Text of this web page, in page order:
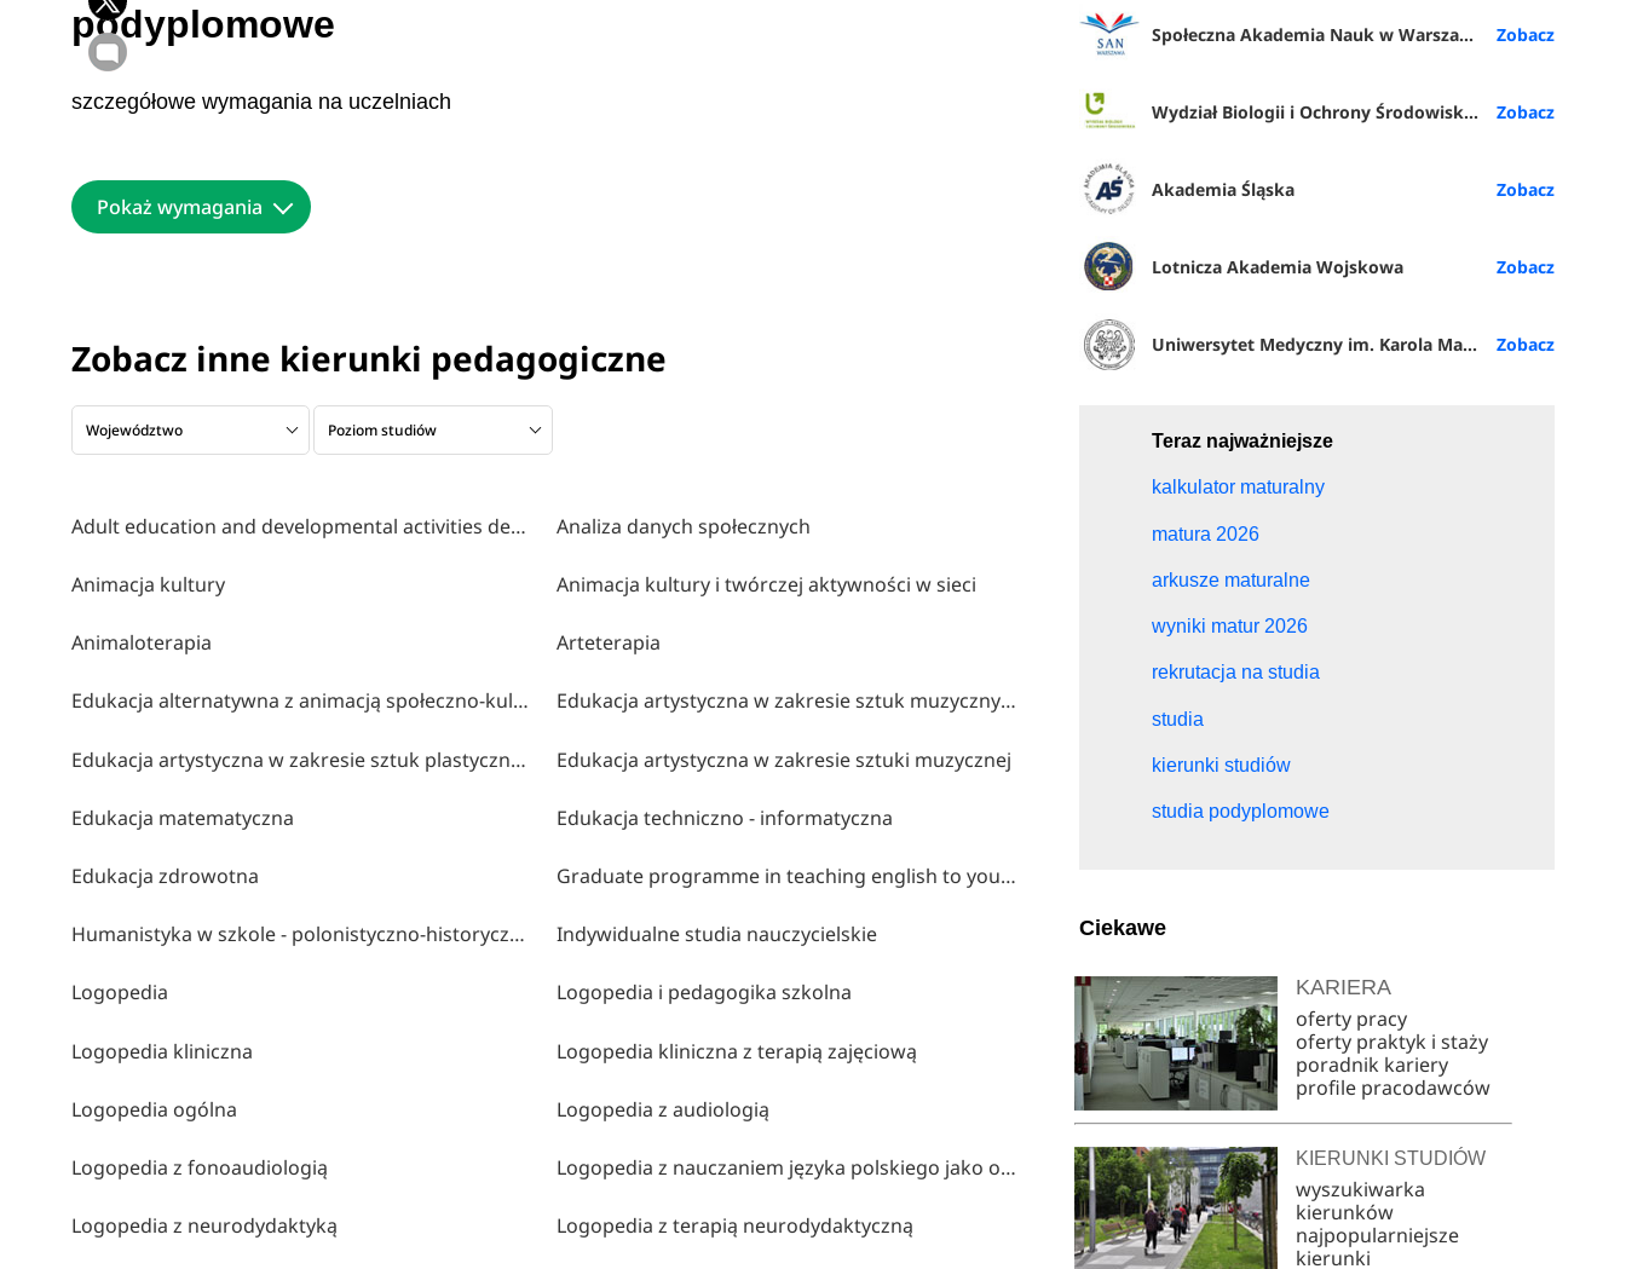
podyplomowe
szczegółowe wymagania na uczelniach
Pokaż wymagania
Zobacz inne kierunki pedagogiczne
Województwo Poziom studiów
Adult education and developmental activities design Analiza danych społecznych
Animacja kultury Animacja kultury i twórczej aktywności w sieci
Animaloterapia Arteterapia
Edukacja alternatywna z animacją społeczno-kulturalną Edukacja artystyczna w zakresie sztuk muzycznych
Edukacja artystyczna w zakresie sztuk plastycznych Edukacja artystyczna w zakresie sztuki muzycznej
Edukacja matematyczna Edukacja techniczno - informatyczna
Edukacja zdrowotna Graduate programme in teaching english to young learners
Humanistyka w szkole - polonistyczno-historyczne studia nauczycielskie Indywidualne studia nauczycielskie
Logopedia Logopedia i pedagogika szkolna
Logopedia kliniczna Logopedia kliniczna z terapią zajęciową
Logopedia ogólna Logopedia z audiologią
Logopedia z fonoaudiologią Logopedia z nauczaniem języka polskiego jako obcego
Logopedia z neurodydaktyką Logopedia z terapią neurodydaktyczną
Społeczna Akademia Nauk w Warszawie
Wydział Biologii i Ochrony Środowiska UŁ
Akademia Śląska
Lotnicza Akademia Wojskowa
Uniwersytet Medyczny im. Karola Marcinkowskiego w Poznaniu
Teraz najważniejsze
kalkulator maturalny
matura 2026
arkusze maturalne
wyniki matur 2026
rekrutacja na studia
studia
kierunki studiów
studia podyplomowe
Ciekawe
KARIERA
oferty pracy
oferty praktyk i staży
poradnik kariery
profile pracodawców
KIERUNKI STUDIÓW
wyszukiwarka
kierunków
najpopularniejsze
kierunki